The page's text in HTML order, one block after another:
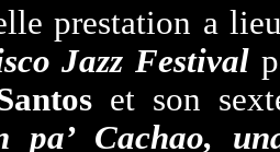
prestation a
Jazz Festival
et son
pa’ Cachao,